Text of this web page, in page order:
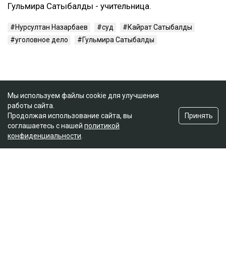
Гульмира Сатыбалды - учительница.
Нурсултан Назарбаев суд
Кайрат Сатыбалды
уголовное дело
Гульмира Сатыбалды
Мы используем файлы cookie для улучшения
работы сайта.
Продолжая использование сайта, вы
соглашаетесь с нашей политикой
конфиденциальности
Принять